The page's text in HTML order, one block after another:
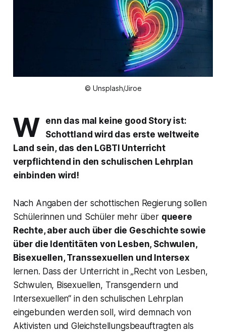
© Unsplash/Jiroe
W enn das mal keine good Storyist:
Schottland wird das erste weltweite
Land sein, das den LGBTI Unterricht
verpflichtend in den schulischen Lehrplan
einbinden wird!
Nach Angaben der schottischen Regierung sollen
Schülerinnen und Schüler mehr über queere
Rechte, aber auch über die Geschichte sowie
über die Identitäten von Lesben, Schwulen,
Bisexuellen, Transsexuellen und Intersex
lernen. Dass der Unterricht in „Recht von Lesben,
Schwulen, Bisexuellen, Transgendern und
Intersexuellen“ in den schulischen Lehrplan
eingebunden werden soll, wird demnach von
Aktivisten und Gleichstellungsbeauftragten als